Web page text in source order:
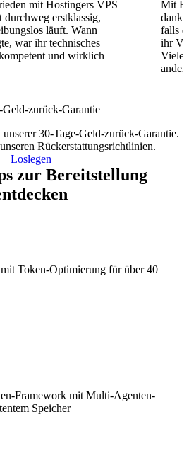
mit Hostingers VPS
erstklassig,
läuft. Wann
war ihr technisches
und wirklich
Mit
dank
falls
ihr
Geld-zurück-Garantie
30-Tage-Geld-zurück-Garantie.
Rückerstattungsrichtlinien.
Loslegen
zur Bereitstellung
Token-Optimierung für über 40
Framework mit Multi-Agenten-
Speicher